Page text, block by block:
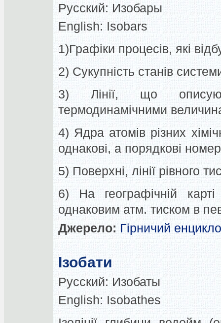
Русский: Изобары
English: Isobars
1)Графіки процесів, які
2) Сукупність станів
3) Лінії, що
термодинамічними
4) Ядра атомів різних
однакові, а порядкові
5) Поверхні, лінії рівного
6) На географічній
однаковим атм. тиском в
Джерело: Гірничий
Ізобати
Русский: Изобаты
English: Isobathes